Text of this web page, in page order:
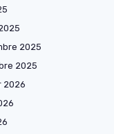
2025
2025
2026